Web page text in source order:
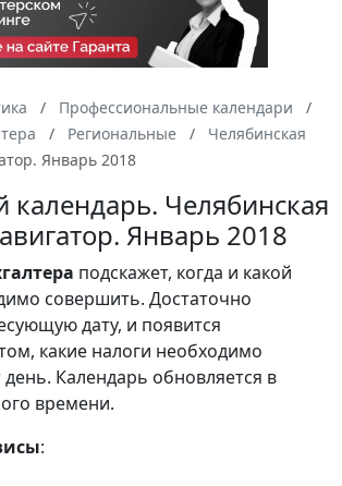
Профессиональные календари
Региональные
Челябинская
Январь 2018
календарь. Челябинская
Январь 2018
подскажет, когда и какой
совершить. Достаточно
дату, и появится
какие налоги необходимо
день. Календарь обновляется в
времени.
: